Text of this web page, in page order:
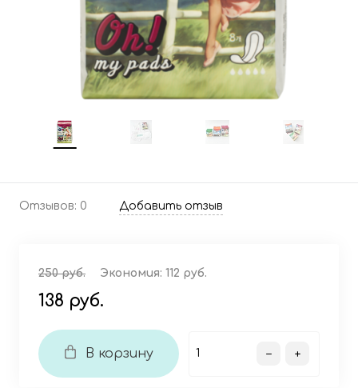
Отзывов: 0 Добавить отзыв
250 руб. Экономия: 112 руб.
138 руб.
В корзину